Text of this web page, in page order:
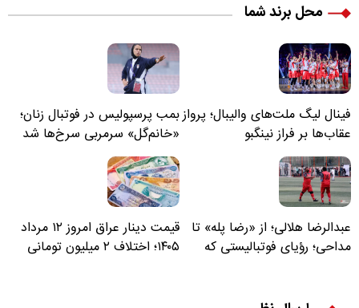
محل برند شما
فینال لیگ ملت‌های والیبال؛ پرواز
عقاب‌ها بر فراز نینگبو
بمب پرسپولیس در فوتبال زنان؛
«خانم‌گل» سرمربی سرخ‌ها شد
عبدالرضا هلالی؛ از «رضا پله» تا
مداحی؛ رؤیای فوتبالیستی که
قیمت دینار عراق امروز ۱۲ مرداد
۱۴۰۵؛ اختلاف ۲ میلیون تومانی